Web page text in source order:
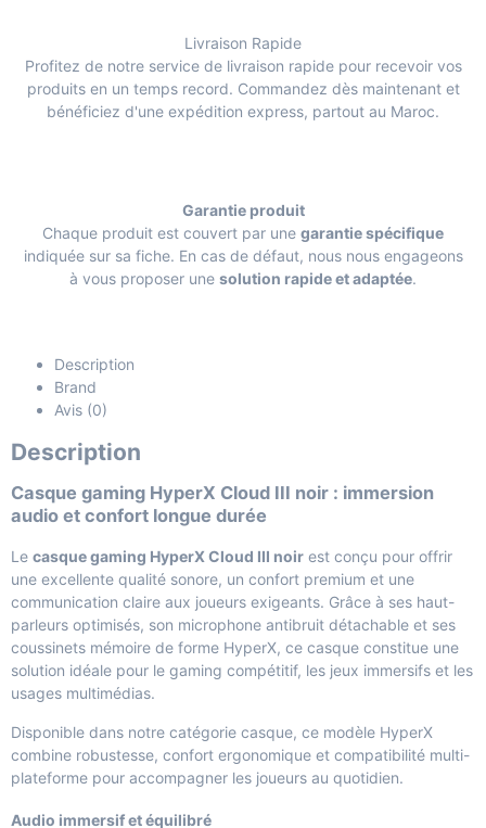
Livraison Rapide
Profitez de notre service de livraison rapide pour recevoir vos
produits en un temps record. Commandez dès maintenant et
bénéficiez d'une expédition express, partout au Maroc.
Garantie produit
Chaque produit est couvert par une garantie spécifique
indiquée sur sa fiche. En cas de défaut, nous nous engageons
à vous proposer une solution rapide et adaptée.
Description
Brand
Avis (0)
Description
Casque gaming HyperX Cloud III noir : immersion
audio et confort longue durée
Le casque gaming HyperX Cloud III noir est conçu pour offrir
une excellente qualité sonore, un confort premium et une
communication claire aux joueurs exigeants. Grâce à ses haut-
parleurs optimisés, son microphone antibruit détachable et ses
coussinets mémoire de forme HyperX, ce casque constitue une
solution idéale pour le gaming compétitif, les jeux immersifs et les
usages multimédias.
Disponible dans notre catégorie casque, ce modèle HyperX
combine robustesse, confort ergonomique et compatibilité multi-
plateforme pour accompagner les joueurs au quotidien.
Audio immersif et équilibré